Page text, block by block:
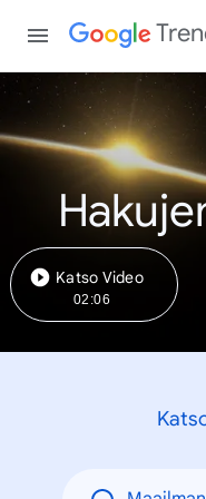
Katso Video
02:06